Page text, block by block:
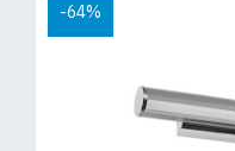
-64%